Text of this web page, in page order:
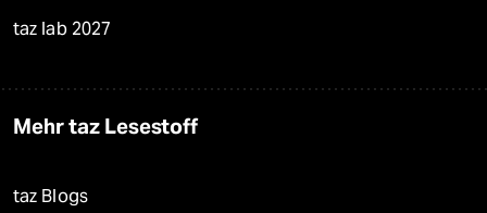
taz lab 2027
Mehr taz Lesestoff
taz Blogs